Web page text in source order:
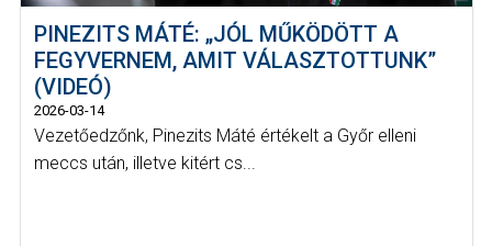
PINEZITS MÁTÉ: „JÓL MŰKÖDÖTT A
FEGYVERNEM, AMIT VÁLASZTOTTUNK”
(VIDEÓ)
2026-03-14
Vezetőedzőnk, Pinezits Máté értékelt a Győr elleni
meccs után, illetve kitért cs...